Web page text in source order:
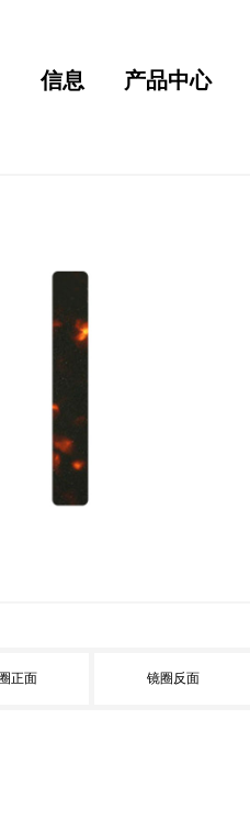
信息 产品中心
正面 镜圈反面